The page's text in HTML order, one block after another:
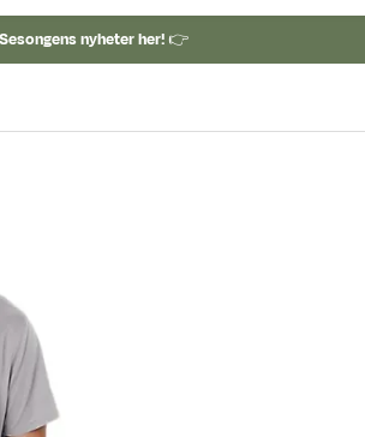
Sesongens nyheter her!👉